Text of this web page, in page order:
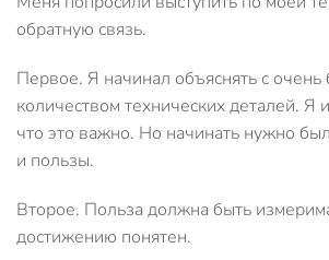
обратную связь.
Первое. Я начинал объяснять с
количеством технических деталей. Я
что это важно. Но начинать нужно
и пользы.
Второе. Польза должна быть
достижению понятен.